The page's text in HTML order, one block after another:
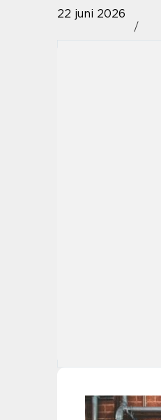
22 juni 2026